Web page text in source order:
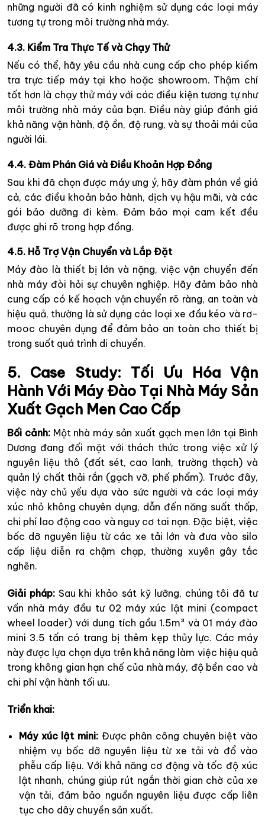
những người đã có kinh nghiệm sử dụng các loại máy
tương tự trong môi trường nhà máy.
4.3. Kiểm Tra Thực Tế và Chạy Thử
Nếu có thể, hãy yêu cầu nhà cung cấp cho phép kiểm
tra trực tiếp máy tại kho hoặc showroom. Thậm chí
tốt hơn là chạy thử máy với các điều kiện tương tự như
môi trường nhà máy của bạn. Điều này giúp đánh giá
khả năng vận hành, độ ồn, độ rung, và sự thoải mái của
người lái.
4.4. Đàm Phán Giá và Điều Khoản Hợp Đồng
Sau khi đã chọn được máy ưng ý, hãy đàm phán về giá
cả, các điều khoản bảo hành, dịch vụ hậu mãi, và các
gói bảo dưỡng đi kèm. Đảm bảo mọi cam kết đều
được ghi rõ trong hợp đồng.
4.5. Hỗ Trợ Vận Chuyển và Lắp Đặt
Máy đào là thiết bị lớn và nặng, việc vận chuyển đến
nhà máy đòi hỏi sự chuyên nghiệp. Hãy đảm bảo nhà
cung cấp có kế hoạch vận chuyển rõ ràng, an toàn và
hiệu quả, thường là sử dụng các loại xe đầu kéo và rơ-
mooc chuyên dụng để đảm bảo an toàn cho thiết bị
trong suốt quá trình di chuyển.
5. Case Study: Tối Ưu Hóa Vận
Hành Với Máy Đào Tại Nhà Máy Sản
Xuất Gạch Men Cao Cấp
Bối cảnh:Một nhà máy sản xuất gạch men lớn tại Bình
Dương đang đối mặt với thách thức trong việc xử lý
nguyên liệu thô (đất sét, cao lanh, trường thạch) và
quản lý chất thải rắn (gạch vỡ, phế phẩm). Trước đây,
việc này chủ yếu dựa vào sức người và các loại máy
xúc nhỏ không chuyên dụng, dẫn đến năng suất thấp,
chi phí lao động cao và nguy cơ tai nạn. Đặc biệt, việc
bốc dỡ nguyên liệu từ các xe tải lớn và đưa vào silo
cấp liệu diễn ra chậm chạp, thường xuyên gây tắc
nghẽn.
Giải pháp:Sau khi khảo sát kỹ lưỡng, chúng tôi đã tư
vấn nhà máy đầu tư 02 máy xúc lật mini (compact
wheel loader) với dung tích gầu 1.5m³ và 01 máy đào
mini 3.5 tấn có trang bị thêm kẹp thủy lực. Các máy
này được lựa chọn dựa trên khả năng làm việc hiệu quả
trong không gian hạn chế của nhà máy, độ bền cao và
chi phí vận hành tối ưu.
Triển khai:
Máy xúc lật mini: Được phân công chuyên biệt vào
nhiệm vụ bốc dỡ nguyên liệu từ xe tải và đổ vào
phễu cấp liệu. Với khả năng cơ động và tốc độ xúc
lật nhanh, chúng giúp rút ngắn thời gian chờ của xe
vận tải, đảm bảo nguồn nguyên liệu được cấp liên
tục cho dây chuyền sản xuất.